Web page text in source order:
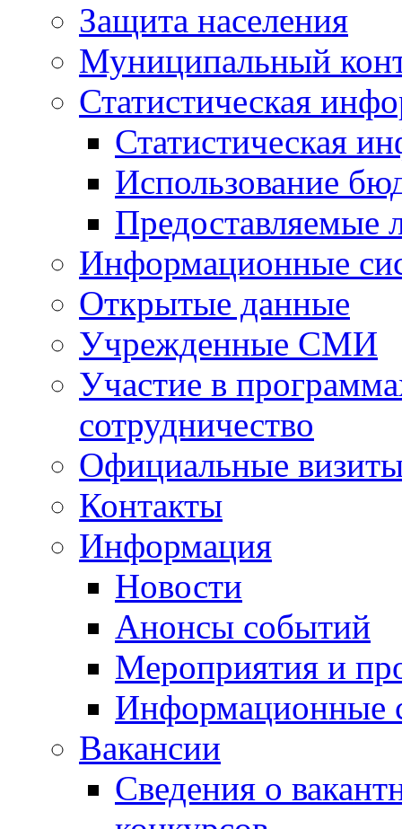
Защита населения
Муниципальный
Статистическая
Статистическая
Использование
Предоставляемые
Информационные
Открытые данные
Учрежденные СМИ
Участие в
сотрудничество
Официальные
Контакты
Информация
Новости
Анонсы событий
Мероприятия и
Информационные
Вакансии
Сведения о